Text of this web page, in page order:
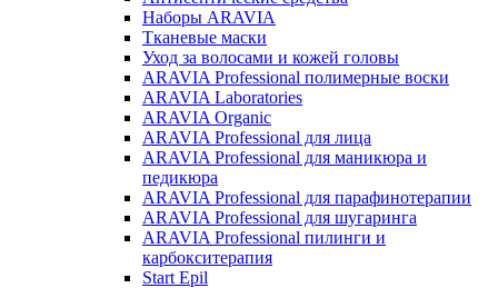
Наборы ARAVIA
Тканевые маски
Уход за волосами и кожей головы
ARAVIA Professional полимерные воски
ARAVIA Laboratories
ARAVIA Organic
ARAVIA Professional для лица
ARAVIA Professional для маникюра и
педикюра
ARAVIA Professional для парафинотерапии
ARAVIA Professional для шугаринга
ARAVIA Professional пилинги и
карбокситерапия
Start Epil